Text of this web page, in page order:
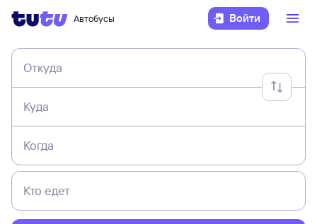
Автобусы Войти
Откуда
Куда
Когда
Кто едет